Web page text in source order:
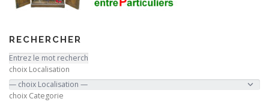
RECHERCHER
choix Localisation
choix Categorie